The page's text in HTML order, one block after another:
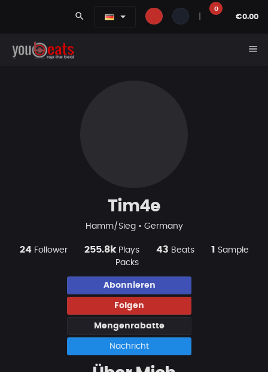
search
0
€0.00
menu
Tim4e
Hamm/Sieg • Germany
24 Follower 255.8k Plays 43 Beats 1
Sample
Packs
Abonnieren
Folgen
Mengenrabatte
Nachricht